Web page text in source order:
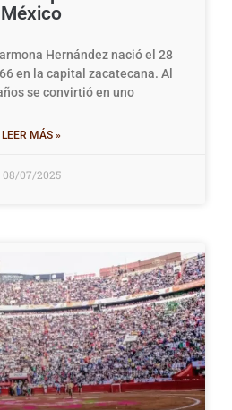
México
Hernández nació el 28
en la capital zacatecana. Al
se convirtió en uno
LEER MÁS »
08/07/2025